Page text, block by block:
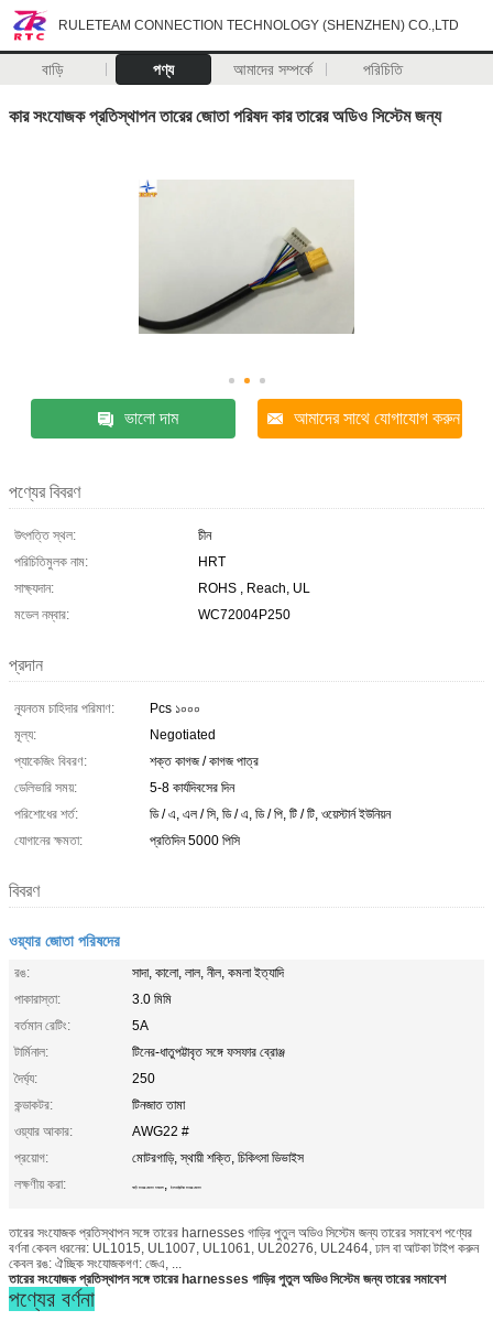
RULETEAM CONNECTION TECHNOLOGY (SHENZHEN) CO.,LTD
বাড়ি পণ্য আমাদের সম্পর্কে পরিচিতি
কার সংযোজক প্রতিস্থাপন তারের জোতা পরিষদ কার তারের অডিও সিস্টেম জন্য
ভালো দাম আমাদের সাথে যোগাযোগ করুন
পণ্যের বিবরণ
উৎপত্তি স্থল:
চীন
পরিচিতিমুলক নাম:
HRT
সাক্ষ্যদান:
ROHS , Reach, UL
মডেল নম্বার:
WC72004P250
প্রদান
ন্যূনতম চাহিদার পরিমাণ:
Pcs ১০০০
মূল্য:
Negotiated
প্যাকেজিং বিবরণ:
শক্ত কাগজ / কাগজ পাত্র
ডেলিভারি সময়:
5-8 কার্যদিবসের দিন
পরিশোধের শর্ত:
ডি / এ, এল / সি, ডি / এ, ডি / পি, টি / টি, ওয়েস্টার্ন ইউনিয়ন
যোগানের ক্ষমতা:
প্রতিদিন 5000 পিসি
বিবরণ
ওয়্যার জোতা পরিষদের
রঙ:
সাদা, কালো, লাল, নীল, কমলা ইত্যাদি
পাকারাস্তা:
3.0 মিমি
বর্তমান রেটিং:
5A
টার্মিনাল:
টিনের-ধাতুপট্টাবৃত সঙ্গে ফসফার ব্রোঞ্জ
দৈর্ঘ্য:
250
কন্ডাকটর:
টিনজাত তামা
ওয়্যার আকার:
AWG22 #
প্রয়োগ:
মোটরগাড়ি, স্থায়ী শক্তি, চিকিৎসা ডিভাইস
লক্ষণীয় করা:
গাড়ী তারের জোতা সমাবেশ , ইলেকট্রনিক তারের জোতা
তারের সংযোজক প্রতিস্থাপন সঙ্গে তারের harnesses গাড়ির পুতুল অডিও সিস্টেম জন্য তারের সমাবেশ পণ্যের
বর্ণনা কেবল ধরনের: UL1015, UL1007, UL1061, UL20276, UL2464, ঢাল বা আটকা টাইপ করুন
কেবল রঙ: ঐচ্ছিক সংযোজকগণ: জেএ, ...
তারের সংযোজক প্রতিস্থাপন সঙ্গে তারের harnesses গাড়ির পুতুল অডিও সিস্টেম জন্য তারের সমাবেশ
পণ্যের বর্ণনা